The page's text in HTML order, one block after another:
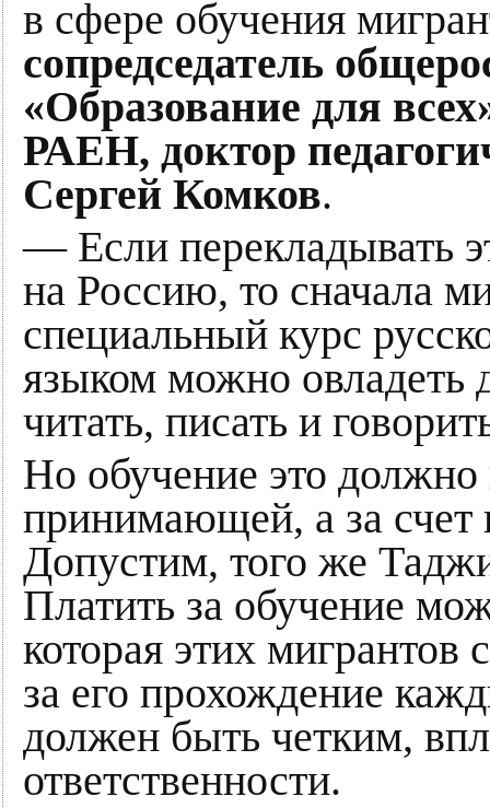
в сфере обучения
сопредседатель
«Образование для
РАЕН, доктор
Сергей Комков.
— Если перекладывать
на Россию, то сначала
специальный курс
языком можно овладеть
читать, писать и
Но обучение это должно
принимающей, а за
Допустим, того же
Платить за обучение
которая этих
за его прохождение
должен быть четким,
ответственности.